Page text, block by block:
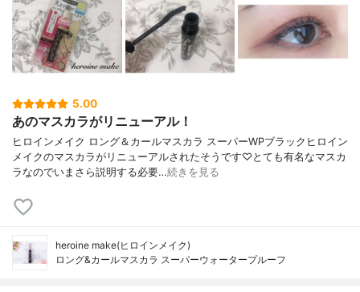
5.00
あのマスカラがリニューアル！
ヒロインメイク ロング＆カールマスカラ スーパーWPブラックヒロイン
メイクのマスカラがリニューアルされたそうです♡とても有名なマスカ
ラなのでいまさら説明する必要…続きを見る
heroine make(ヒロインメイク)
ロング&カールマスカラ スーパーウォータープルーフ